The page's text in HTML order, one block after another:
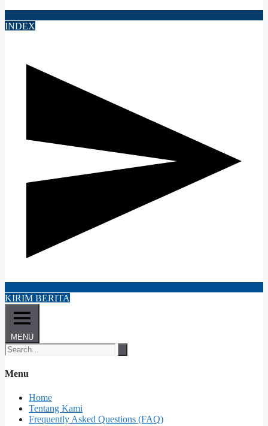
INDEX
KIRIM BERITA
MENU
Menu
Home
Tentang Kami
Frequently Asked Questions (FAQ)